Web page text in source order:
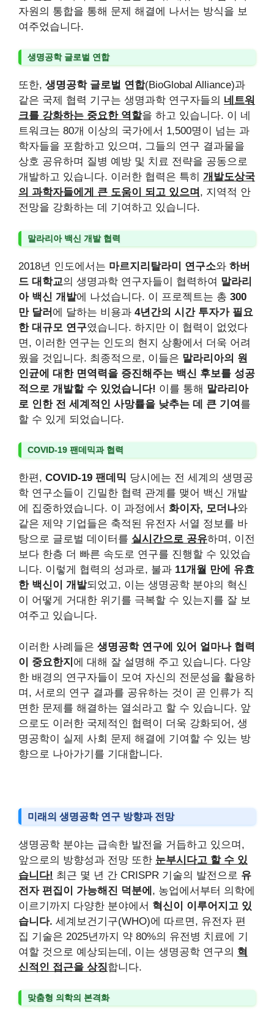
자원의 통합을 통해 문제 해결에 나서는 방식을 보
여주었습니다.
생명공학 글로벌 연합
또한, 생명공학 글로벌 연합(BioGlobal Alliance)과
같은 국제 협력 기구는 생명과학 연구자들의 네트워
크를 강화하는 중요한 역할을 하고 있습니다. 이 네
트워크는 80개 이상의 국가에서 1,500명이 넘는 과
학자들을 포함하고 있으며, 그들의 연구 결과물을
상호 공유하며 질병 예방 및 치료 전략을 공동으로
개발하고 있습니다. 이러한 협력은 특히 개발도상국
의 과학자들에게 큰 도움이 되고 있으며 , 지역적 안
전망을 강화하는 데 기여하고 있습니다.
말라리아 백신 개발 협력
2018년 인도에서는 마르지리탈라미 연구소와 하버
드 대학교의 생명과학 연구자들이 협력하여 말라리
아 백신 개발에 나섰습니다. 이 프로젝트는 총 300
만 달러 에 달하는 비용과 4년간의 시간 투자가 필요
한 대규모 연구였습니다. 하지만 이 협력이 없었다
면, 이러한 연구는 인도의 현지 상황에서 더욱 어려
웠을 것입니다. 최종적으로, 이들은 말라리아의 원
인균에 대한 면역력을 증진해주는 백신 후보를 성공
적으로 개발할 수 있었습니다! 이를 통해 말라리아
로 인한 전 세계적인 사망률을 낮추는 데 큰 기여 를
할 수 있게 되었습니다.
COVID-19 팬데믹과 협력
한편, COVID-19 팬데믹 당시에는 전 세계의 생명공
학 연구소들이 긴밀한 협력 관계를 맺어 백신 개발
에 집중하였습니다. 이 과정에서 화이자, 모더나와
같은 제약 기업들은 축적된 유전자 서열 정보를 바
탕으로 글로벌 데이터를 실시간으로 공유하며, 이전
보다 한층 더 빠른 속도로 연구를 진행할 수 있었습
니다. 이렇게 협력의 성과로, 불과 11개월 만에 유효
한 백신이 개발되었고, 이는 생명공학 분야의 혁신
이 어떻게 거대한 위기를 극복할 수 있는지를 잘 보
여주고 있습니다.
이러한 사례들은 생명공학 연구에 있어 얼마나 협력
이 중요한지 에 대해 잘 설명해 주고 있습니다. 다양
한 배경의 연구자들이 모여 자신의 전문성을 활용하
며, 서로의 연구 결과를 공유하는 것이 곧 인류가 직
면한 문제를 해결하는 열쇠라고 할 수 있습니다. 앞
으로도 이러한 국제적인 협력이 더욱 강화되어, 생
명공학이 실제 사회 문제 해결에 기여할 수 있는 방
향으로 나아가기를 기대합니다.
미래의 생명공학 연구 방향과 전망
생명공학 분야는 급속한 발전을 거듭하고 있으며,
앞으로의 방향성과 전망 또한 눈부시다고 할 수 있
습니다! 최근 몇 년 간 CRISPR 기술의 발전으로 유
전자 편집이 가능해진 덕분에 , 농업에서부터 의학에
이르기까지 다양한 분야에서 혁신이 이루어지고 있
습니다. 세계보건기구(WHO)에 따르면, 유전자 편
집 기술은 2025년까지 약 80%의 유전병 치료에 기
여할 것으로 예상되는데, 이는 생명공학 연구의 혁
신적인 접근을 상징합니다.
맞춤형 의학의 본격화